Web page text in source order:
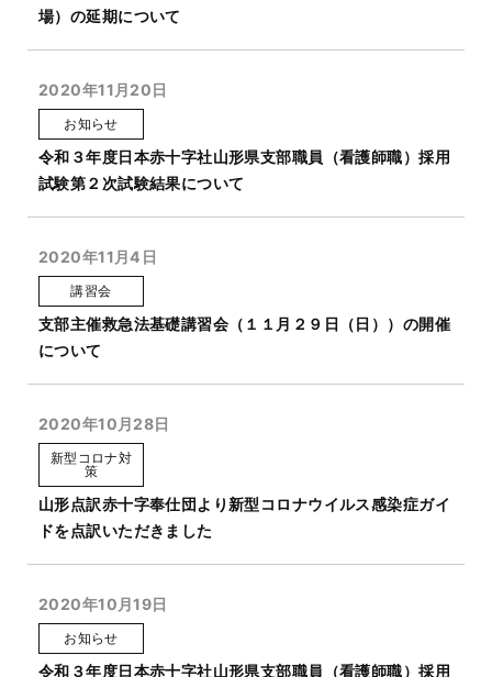
場）の延期について
2020年11月20日
お知らせ
令和３年度日本赤十字社山形県支部職員（看護師職）採用
試験第２次試験結果について
2020年11月4日
講習会
支部主催救急法基礎講習会（１１月２９日（日））の開催
について
2020年10月28日
新型コロナ対
策
山形点訳赤十字奉仕団より新型コロナウイルス感染症ガイ
ドを点訳いただきました
2020年10月19日
お知らせ
令和３年度日本赤十字社山形県支部職員（看護師職）採用